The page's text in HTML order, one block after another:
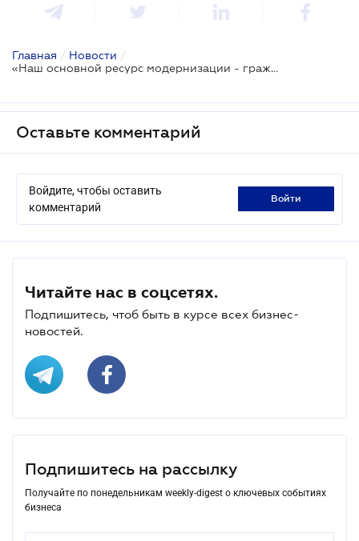
Главная / Новости /
«Наш основной ресурс модернизации - гражданское общество»
Оставьте комментарий
Войдите, чтобы оставить
комментарий
войти
Читайте нас в соцсетях.
Подпишитесь, чтоб быть в курсе всех бизнес-
новостей.
Подпишитесь на рассылку
Получайте по понедельникам weekly-digest о ключевых событиях
бизнеса